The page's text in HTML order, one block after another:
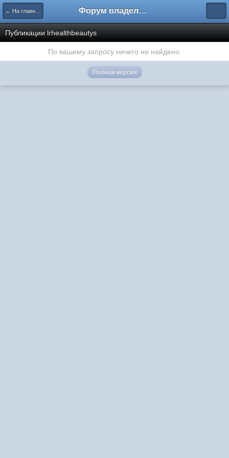
← На главную Форум владельцев интернет-магазинов
Публикации lrhealthbeautys
По вашему запросу ничего не найдено.
Полная версия